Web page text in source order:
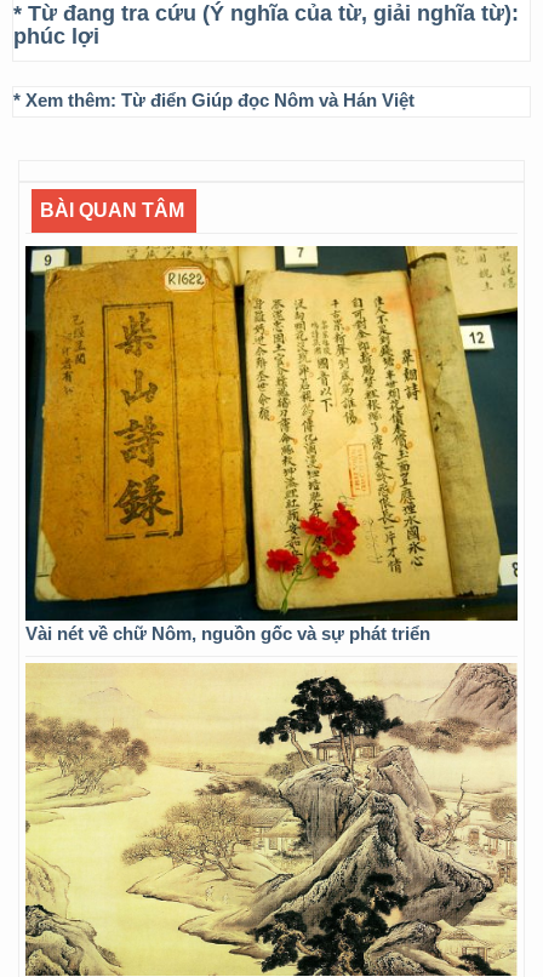
* Từ đang tra cứu (Ý nghĩa của từ, giải nghĩa từ):
phúc lợi
* Xem thêm: Từ điển Giúp đọc Nôm và Hán Việt
BÀI QUAN TÂM
Vài nét về chữ Nôm, nguồn gốc và sự phát triển